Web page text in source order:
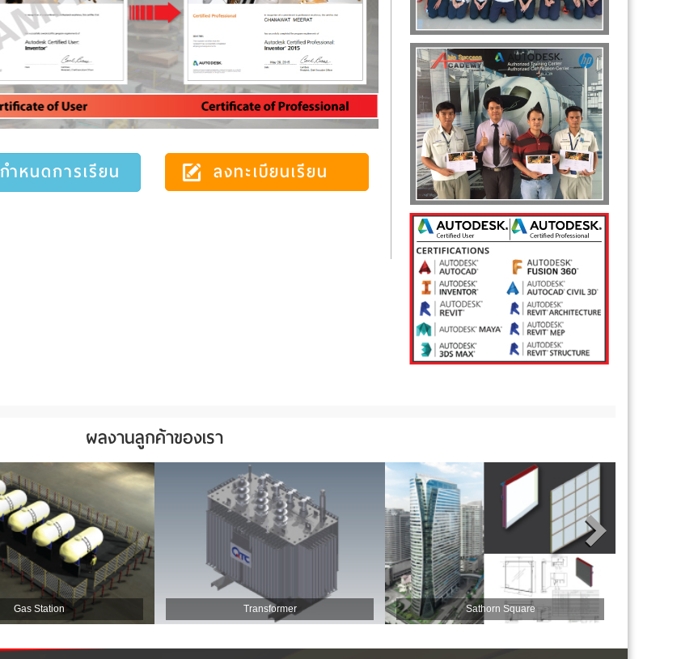
กำหนดการเรียน ลงทะเบียนเรียน
ผลงานลูกค้าของเรา
Gas Station Transformer Sathorn Square